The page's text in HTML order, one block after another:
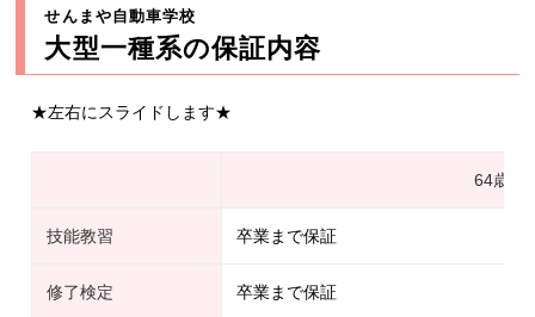
せんまや自動車学校
大型一種系の保証内容
★左右にスライドします★
64歳以
技能教習 卒業まで保証
修了検定 卒業まで保証